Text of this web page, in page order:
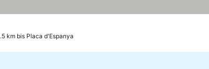
km bis Placa d'Espanya